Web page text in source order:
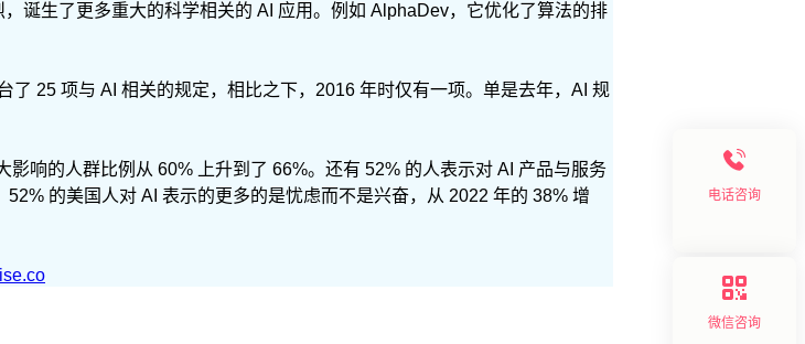
诞生了更多重大的科学相关的 AI 应用。例如 AlphaDev，它优化了算法的排
25 项与 AI 相关的规定，相比之下，2016 年时仅有一项。单是去年，AI 规
响的人群比例从 60% 上升到了 66%。还有 52% 的人表示对 AI 产品与服务
的美国人对 AI 表示的更多的是忧虑而不是兴奋，从 2022 年的 38% 增
电话咨询
微信咨询